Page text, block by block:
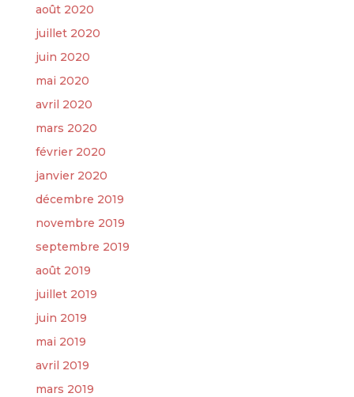
août 2020
juillet 2020
juin 2020
mai 2020
avril 2020
mars 2020
février 2020
janvier 2020
décembre 2019
novembre 2019
septembre 2019
août 2019
juillet 2019
juin 2019
mai 2019
avril 2019
mars 2019